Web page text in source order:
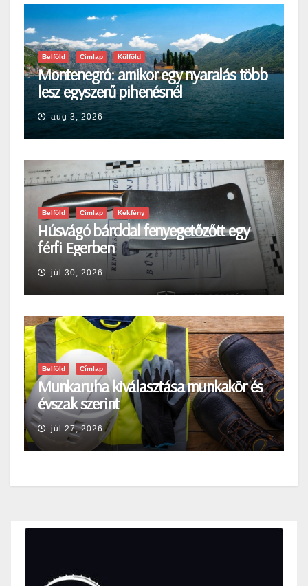
Belföld Címlap Külföld
Montenegró: amikor egy nyaralás több
lesz egyszerű pihenésnél
aug 3, 2026
Belföld Címlap Kékfény
Húsvágó bárddal fenyegetőzőtt egy
férfi Egerben
júl 30, 2026
Belföld Címlap
Munkaruha kiválasztása munkakör és
évszak szerint
júl 27, 2026